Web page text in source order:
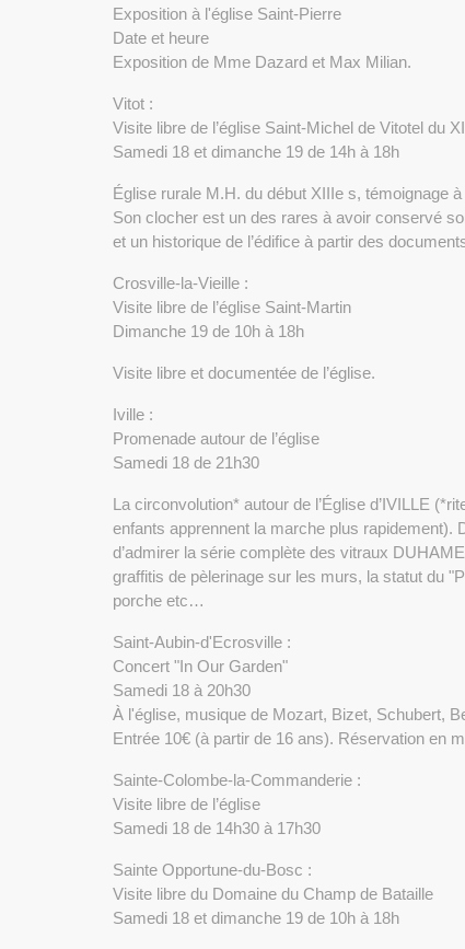
Exposition à l'église Saint-Pierre
Date et heure
Exposition de Mme Dazard et Max Milian.
Vitot :
Visite libre de l’église Saint-Michel de Vitotel du
Samedi 18 et dimanche 19 de 14h à 18h
Église rurale M.H. du début XIIIe s, témoignage
Son clocher est un des rares à avoir conservé
et un historique de l’édifice à partir des
Crosville-la-Vieille :
Visite libre de l’église Saint-Martin
Dimanche 19 de 10h à 18h
Visite libre et documentée de l’église.
Iville :
Promenade autour de l’église
Samedi 18 de 21h30
La circonvolution* autour de l’Église d’IVILLE
enfants apprennent la marche plus rapidement).
d’admirer la série complète des vitraux
graffitis de pèlerinage sur les murs, la statut du
porche etc…
Saint-Aubin-d'Ecrosville :
Concert "In Our Garden"
Samedi 18 à 20h30
À l'église, musique de Mozart, Bizet, Schubert,
Entrée 10€ (à partir de 16 ans). Réservation en
Sainte-Colombe-la-Commanderie :
Visite libre de l’église
Samedi 18 de 14h30 à 17h30
Sainte Opportune-du-Bosc :
Visite libre du Domaine du Champ de Bataille
Samedi 18 et dimanche 19 de 10h à 18h